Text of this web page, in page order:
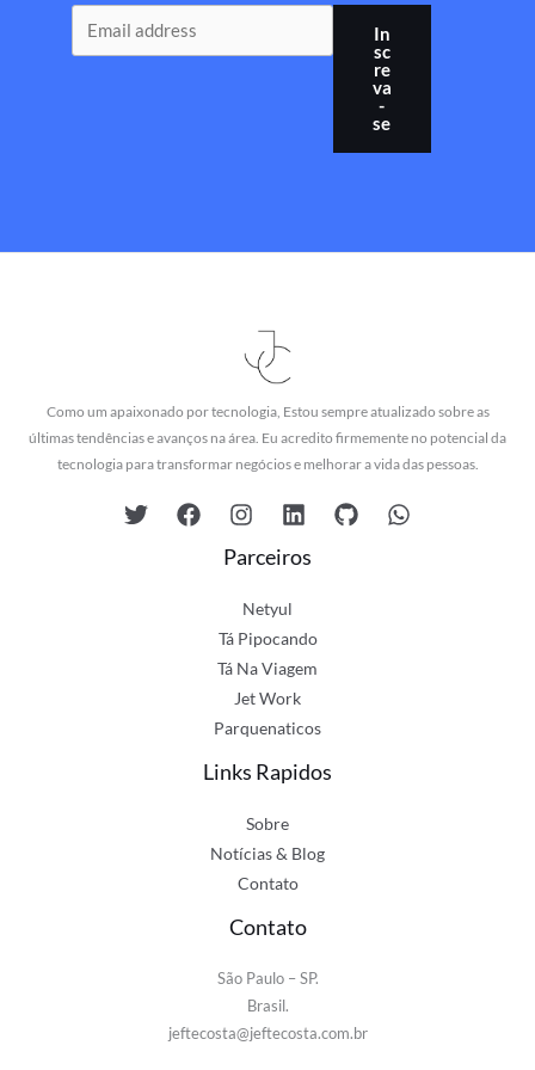
In
sc
re
va
-
se
Como um apaixonado por tecnologia, Estou sempre atualizado sobre as
últimas tendências e avanços na área. Eu acredito firmemente no potencial da
tecnologia para transformar negócios e melhorar a vida das pessoas.
Parceiros
Netyul
Tá Pipocando
Tá Na Viagem
Jet Work
Parquenaticos
Links Rapidos
Sobre
Notícias & Blog
Contato
Contato
São Paulo – SP.
Brasil.
jeftecosta@jeftecosta.com.br